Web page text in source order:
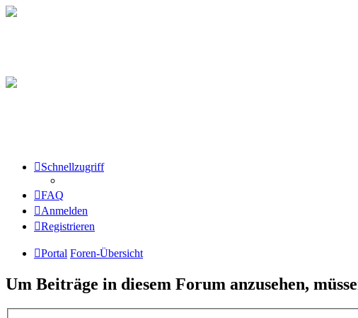
Schnellzugriff
FAQ
Anmelden
Registrieren
Portal Foren-Übersicht
Um Beiträge in diesem Forum anzusehen,